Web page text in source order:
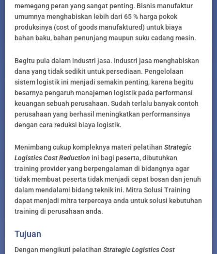
memegang peran yang sangat penting. Bisnis manufaktur
umumnya menghabiskan lebih dari 65 % harga pokok
produksinya (cost of goods manufaktured) untuk biaya
bahan baku, bahan penunjang maupun suku cadang mesin.
Begitu pula dalam industri jasa. Industri jasa menghabiskan
dana yang tidak sedikit untuk persediaan. Pengelolaan
sistem logistik ini menjadi semakin penting, karena begitu
besarnya pengaruh manajemen logistik pada performansi
keuangan sebuah perusahaan. Sudah terlalu banyak contoh
perusahaan yang berhasil meningkatkan performansinya
dengan cara reduksi biaya logistik.
Menimbang cukup kompleknya materi pelatihan Strategic
Logistics Cost Reduction ini bagi peserta, dibutuhkan
training provider yang berpengalaman di bidangnya agar
tidak membuat peserta tidak menjadi cepat bosan dan jenuh
dalam mendalami bidang teknik ini. Mitra Solusi Training
dapat menjadi mitra terpercaya anda untuk solusi kebutuhan
training di perusahaan anda.
Tujuan
Dengan mengikuti pelatihan Strategic Logistics Cost